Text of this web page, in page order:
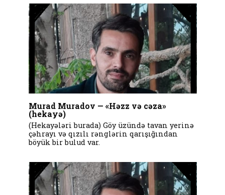
Murad Muradov — «Həzz və cəza»
(hekayə)
(Hekayələri burada) Göy üzündə tavan yerinə
çəhrayı və qızılı rənglərin qarışığından
böyük bir bulud var.